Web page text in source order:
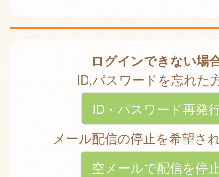
ログインできない場
ID,パスワードを忘れた
ID・パスワード再発
メール配信の停止を希望さ
空メールで配信を停